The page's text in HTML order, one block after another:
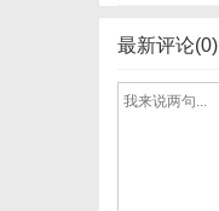
最新评论(0)